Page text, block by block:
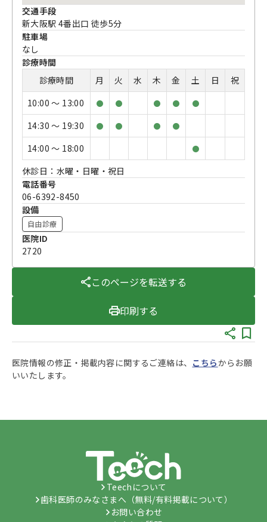
交通手段
新大阪駅 4番出口 徒歩5分
駐車場
なし
診療時間
診療時間
月 火 水 木 金 土 日
祝
10:00 〜 13:00
● ● ● ● ●
14:30 〜 19:30 ● ● ● ●
14:00 〜 18:00 ●
休診日：水曜・日曜・祝日
電話番号
06-6392-8450
設備
自由診療
医院ID
2720
このページを転送する
印刷する
医院情報の修正・掲載内容に関するご連絡は、 こちらからお願
いいたします。
Teechについて
歯科医師のみなさまへ（無料/有料掲載について）
お問い合わせ